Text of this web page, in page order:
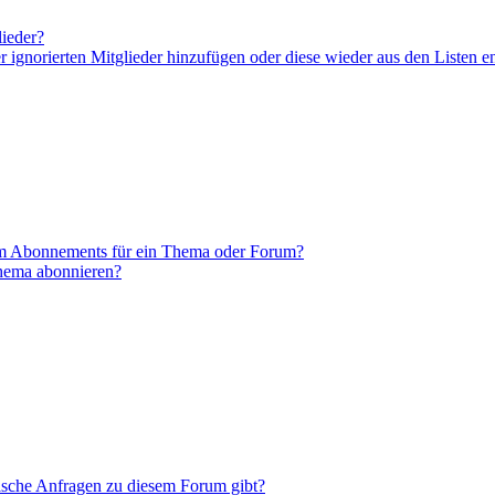
Mitglieder hinzufügen oder diese wieder aus den Listen
Abonnements für ein Thema oder Forum?
abonnieren?
Anfragen zu diesem Forum gibt?